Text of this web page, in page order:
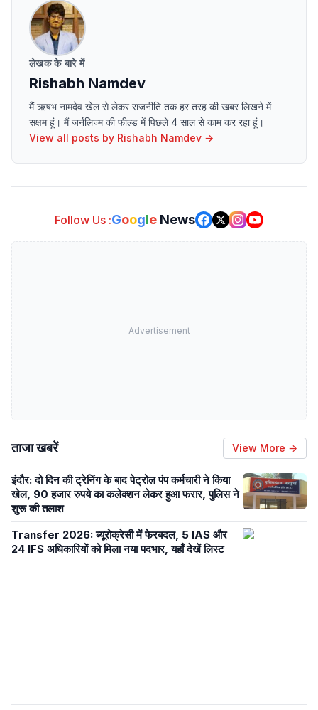
लेखक के बारे में
Rishabh Namdev
मैं ऋषभ नामदेव खेल से लेकर राजनीति तक हर तरह की खबर लिखने में
सक्षम हूं। मैं जर्नलिज्म की फील्ड में पिछले 4 साल से काम कर रहा हूं।
View all posts by Rishabh Namdev →
Follow Us :Google News
Advertisement
ताजा खबरें View More →
इंदौर: दो दिन की ट्रेनिंग के बाद पेट्रोल पंप कर्मचारी ने किया
खेल, 90 हजार रुपये का कलेक्शन लेकर हुआ फरार, पुलिस ने
शुरू की तलाश
Transfer 2026: ब्यूरोक्रेसी में फेरबदल, 5 IAS और
24 IFS अधिकारियों को मिला नया पदभार, यहाँ देखें लिस्ट